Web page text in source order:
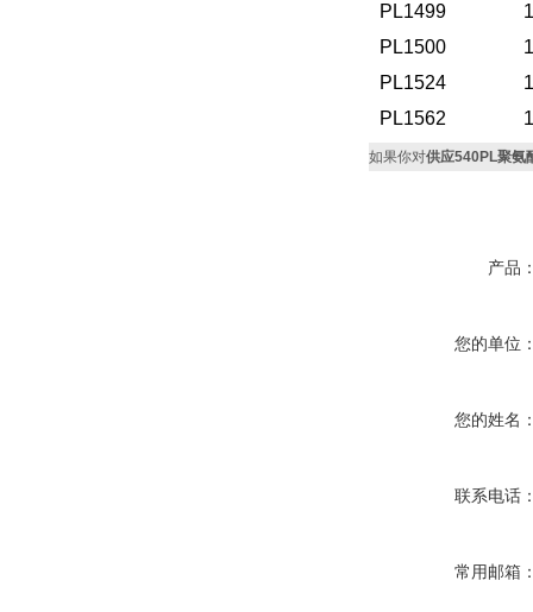
PL1499
PL1500
PL1524
PL1562
如果你对供应540PL聚氨
产品
您的单位
您的姓名
联系电话
常用邮箱